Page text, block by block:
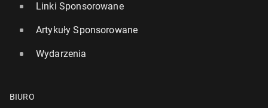
Linki Sponsorowane
Artykuły Sponsorowane
Wydarzenia
BIURO